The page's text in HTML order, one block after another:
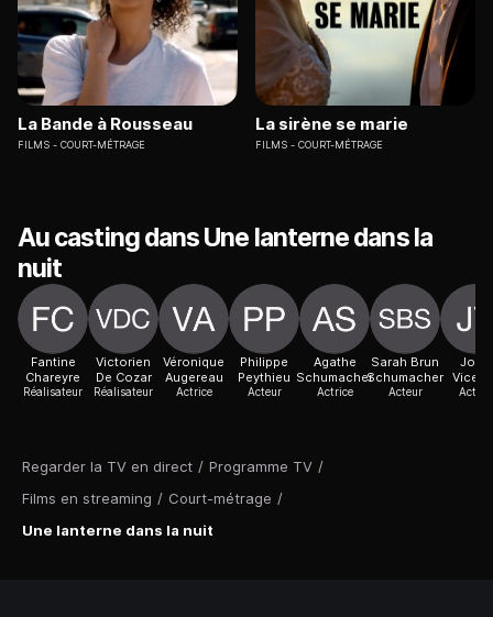
Regarder la TV en direct / Programme TV /
Films en streaming / Court-métrage /
Une lanterne dans la nuit
La Bande à Rousseau
FILMS COURT-MÉTRAGE
La sirène se marie
FILMS COURT-MÉTRAGE
Au casting dans Une lanterne dans la
nuit
Fantine
Chareyre
Réalisateur
Victorien
De Cozar
Réalisateur
Véronique
Augereau
Actrice
Philippe
Peythieu
Acteur
Agathe
Schumacher
Actrice
Sarah Brun
Schumacher
Acteur
José
Acteur